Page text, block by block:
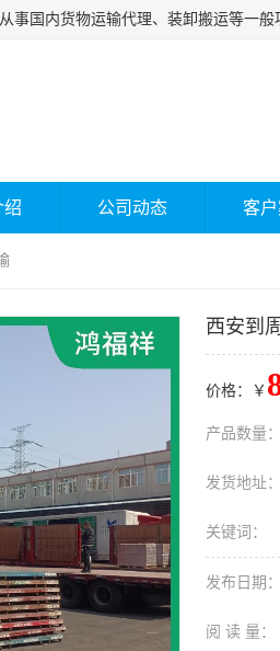
绍 公司动态 客户
西安到
价格：￥
产品数量：
发货地址：
关键词：
发布日期：
阅 读 量：